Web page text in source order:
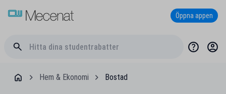
Öppna appen
Hem & Ekonomi Bostad